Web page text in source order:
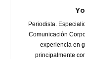
Periodista.
Comunicación
experiencia en
principalmente